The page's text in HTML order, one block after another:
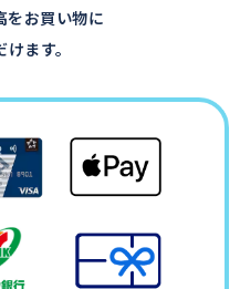
をお買い物に
ます。